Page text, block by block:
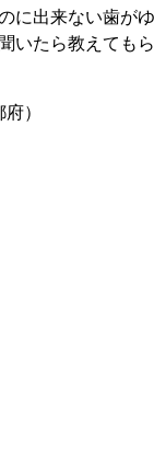
に出来ない歯が
いたら教えても
）